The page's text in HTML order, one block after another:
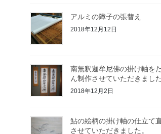
アルミの障子の張替え
2018年12月12日
南無釈迦牟尼佛の掛け軸を
ん制作させていただきました
2018年12月2日
鮎の絵柄の掛け軸の仕立て
させていただきました。